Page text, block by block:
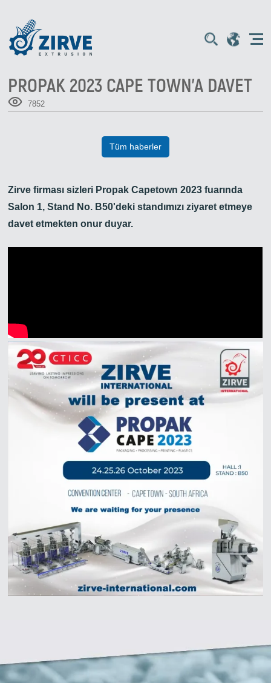
PROPAK 2023 CAPE TOWN'A DAVET
7852
Tüm haberler
Zirve firması sizleri Propak Capetown 2023 fuarında
Salon 1, Stand No. B50'deki standımızı ziyaret etmeye
davet etmekten onur duyar.
En kısa sürede cevap vereceğiz